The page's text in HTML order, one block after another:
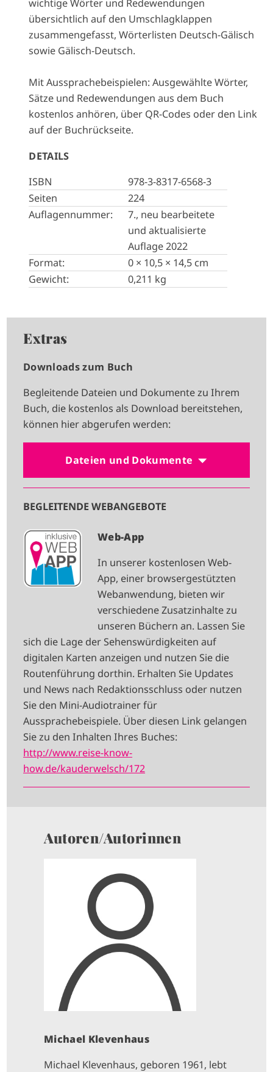
wichtige Wörter und Redewendungen
übersichtlich auf den Umschlagklappen
zusammengefasst, Wörterlisten Deutsch-Gälisch
sowie Gälisch-Deutsch.
Mit Aussprachebeispielen: Ausgewählte Wörter,
Sätze und Redewendungen aus dem Buch
kostenlos anhören, über QR-Codes oder den Link
auf der Buchrückseite.
DETAILS
ISBN
978-3-8317-6568-3
Seiten
224
Auflagennummer:
7., neu bearbeitete
und aktualisierte
Auflage 2022
Format:
0 × 10,5 × 14,5 cm
Gewicht:
0,211 kg
Extras
Downloads zum Buch
Begleitende Dateien und Dokumente zu Ihrem
Buch, die kostenlos als Download bereitstehen,
können hier abgerufen werden:
Dateien und Dokumente
BEGLEITENDE WEBANGEBOTE
I
M
G
Web-App
In unserer kostenlosen Web-
App, einer browsergestützten
Webanwendung, bieten wir
verschiedene Zusatzinhalte zu
unseren Büchern an. Lassen Sie
sich die Lage der Sehenswürdigkeiten auf
digitalen Karten anzeigen und nutzen Sie die
Routenführung dorthin. Erhalten Sie Updates
und News nach Redaktionsschluss oder nutzen
Sie den Mini-Audiotrainer für
Aussprachebeispiele. Über diesen Link gelangen
Sie zu den Inhalten Ihres Buches:
http://www.reise-know-
how.de/kauderwelsch/172
Autoren/Autorinnen
Michael Klevenhaus
Michael Klevenhaus, geboren 1961, lebt